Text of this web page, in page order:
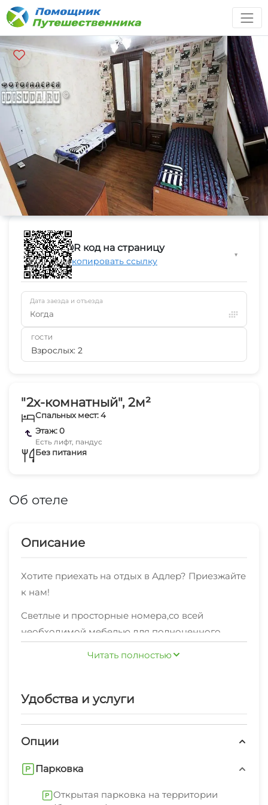
"2х-комнатный", 2м²
Спальных мест: 4
Этаж: 0
Есть лифт, пандус
Без питания
Об отеле
Описание
Хотите приехать на отдых в Адлер? Приезжайте
к нам!
Светлые и просторные номера,со всей
необходимой мебелью для полноценного
высокоскоростной WI-FI интернет.
Мы будем рады предложить дополнительные
услуги: мангал/барбекю, бассейн под открытым
(бесплатно).
В пешей доступности от нас пляж галечный,
Читать полностью
Удобства и услуги
Опции
Парковка
Открытая парковка на территории
QR код на страницу
Скопировать ссылку
▼
Дата заезда и отъезда
Когда
ГОСТИ
Взрослых: 2